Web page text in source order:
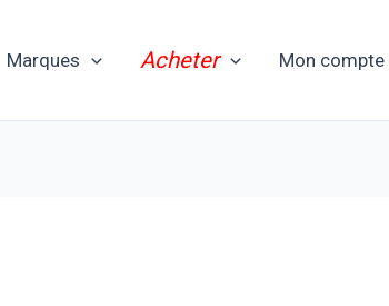
Marques Acheter Mon compte